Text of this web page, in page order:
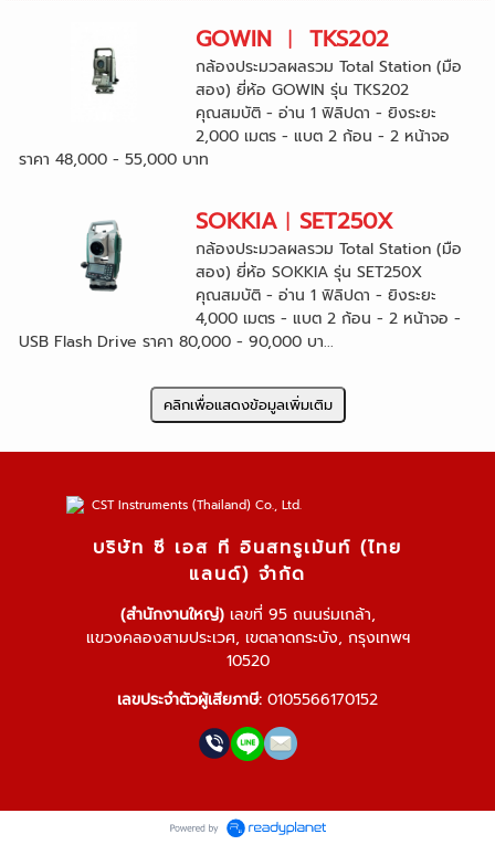
GOWIN ︱ TKS202
กล้องประมวลผลรวม Total Station (มือ
สอง) ยี่ห้อ GOWIN รุ่น TKS202
คุณสมบัติ - อ่าน 1 ฟิลิปดา - ยิงระยะ
2,000 เมตร - แบต 2 ก้อน - 2 หน้าจอ
ราคา 48,000 - 55,000 บาท ‍
SOKKIA︱SET250X
กล้องประมวลผลรวม Total Station (มือ
สอง) ยี่ห้อ SOKKIA รุ่น SET250X
คุณสมบัติ - อ่าน 1 ฟิลิปดา - ยิงระยะ
4,000 เมตร - แบต 2 ก้อน - 2 หน้าจอ -
USB Flash Drive ราคา 80,000 - 90,000 บา...
บริษัท ซี เอส ที อินสทรูเม้นท์ (ไทย
แลนด์) จำกัด
(สำนักงานใหญ่)เลขที่ 95 ถนนร่มเกล้า,
แขวงคลองสามประเวศ, เขตลาดกระบัง, กรุงเทพฯ
10520
เลขประจำตัวผู้เสียภาษี: 0105566170152